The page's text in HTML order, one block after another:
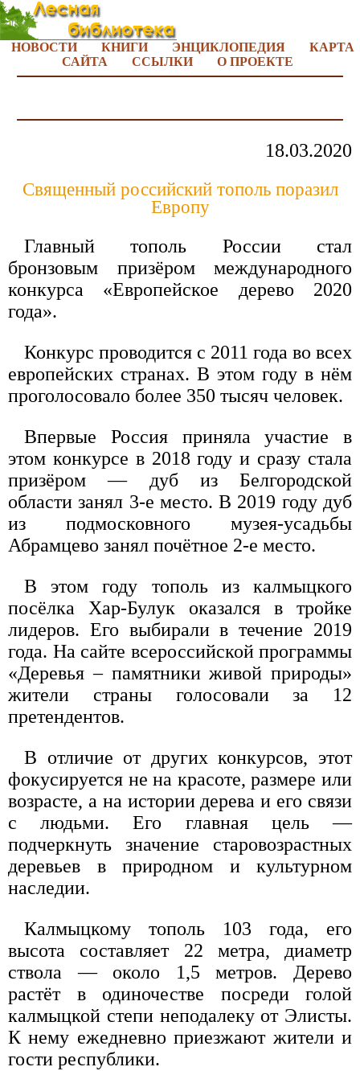
НОВОСТИ КНИГИ ЭНЦИКЛОПЕДИЯ
КАРТА
САЙТА
ССЫЛКИ О ПРОЕКТЕ
18.03.2020
Священный российский тополь поразил
Европу
Главный тополь России стал
бронзовым призёром международного
конкурса «Европейское дерево 2020
года».
Конкурс проводится с 2011 года во всех
европейских странах. В этом году в нём
проголосовало более 350 тысяч человек.
Впервые Россия приняла участие в
этом конкурсе в 2018 году и сразу стала
призёром — дуб из Белгородской
области занял 3-е место. В 2019 году дуб
из подмосковного музея-усадьбы
Абрамцево занял почётное 2-е место.
В этом году тополь из калмыцкого
посёлка Хар-Булук оказался в тройке
лидеров. Его выбирали в течение 2019
года. На сайте всероссийской программы
«Деревья – памятники живой природы»
жители страны голосовали за 12
претендентов.
В отличие от других конкурсов, этот
фокусируется не на красоте, размере или
возрасте, а на истории дерева и его связи
с людьми. Его главная цель —
подчеркнуть значение старовозрастных
деревьев в природном и культурном
наследии.
Калмыцкому тополь 103 года, его
высота составляет 22 метра, диаметр
ствола — около 1,5 метров. Дерево
растёт в одиночестве посреди голой
калмыцкой степи неподалеку от Элисты.
К нему ежедневно приезжают жители и
гости республики.